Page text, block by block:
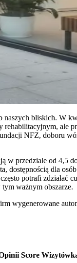
naszych bliskich. W
ale
NFZ, doboru
przedziale od 4,5
dla
potrafi zdziałać
ważnym obszarze.
wygenerowane
Score